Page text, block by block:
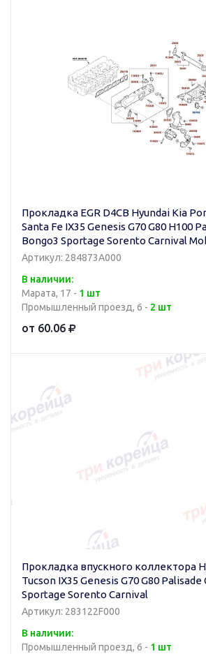
Прокладка EGR D4CB Hyundai Kia
Santa Fe IX35 Genesis G70 G80 H100
Bongo3 Sportage Sorento Carnival
Артикул: 284873A000
В наличии:
Марата, 17 - 1 шт
Промышленный проезд, 6 - 2 шт
от 60.06
Прокладка впускного коллектора
Tucson IX35 Genesis G70 G80
Sportage Sorento Carnival
Артикул: 283122F000
В наличии:
Промышленный проезд, 6 - 1 шт